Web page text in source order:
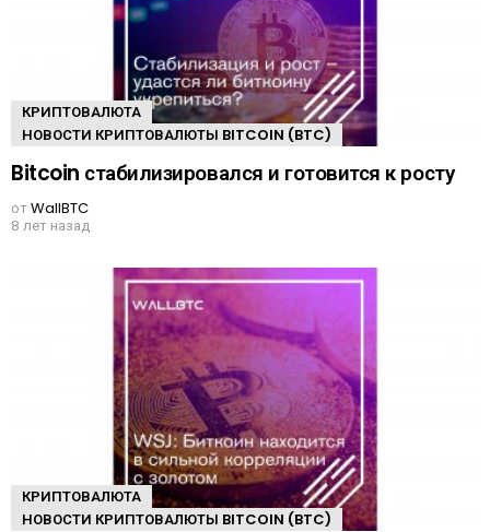
КРИПТОВАЛЮТА
НОВОСТИ КРИПТОВАЛЮТЫ BITCOIN (BTC)
Bitcoin стабилизировался и готовится к росту
отWallBTC
8 лет назад
КРИПТОВАЛЮТА
НОВОСТИ КРИПТОВАЛЮТЫ BITCOIN (BTC)